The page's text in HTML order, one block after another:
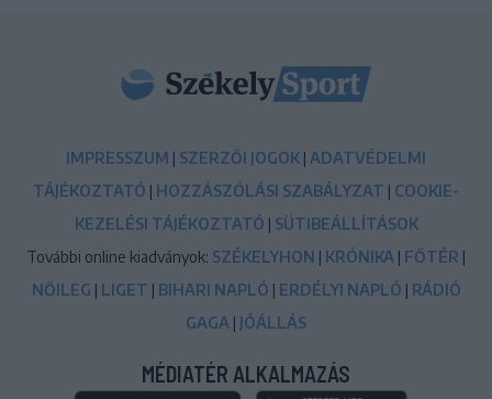
IMPRESSZUM SZERZŐI JOGOK ADATVÉDELMI
TÁJÉKOZTATÓ
HOZZÁSZÓLÁSI SZABÁLYZAT
COOKIE-
KEZELÉSI TÁJÉKOZTATÓ
SÜTIBEÁLLÍTÁSOK
További online kiadványok: SZÉKELYHON KRÓNIKA FŐTÉR
NŐILEG
LIGET BIHARI NAPLÓ ERDÉLYI NAPLÓ
RÁDIÓ
GAGA
JÓÁLLÁS
MÉDIATÉR ALKALMAZÁS